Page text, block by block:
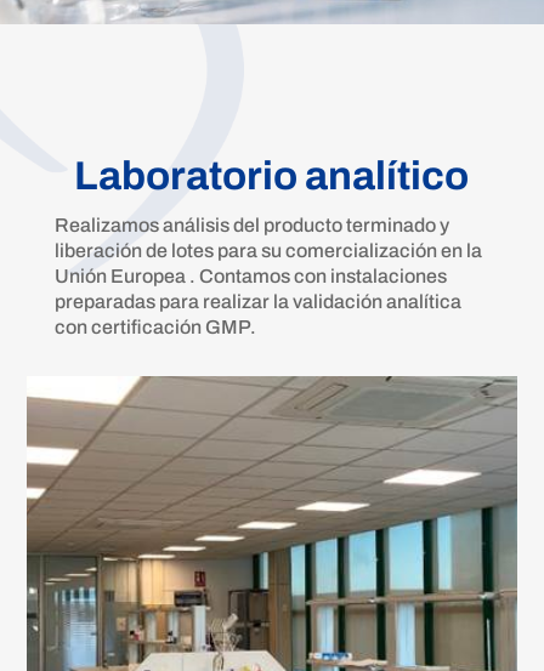
Laboratorio analítico
Realizamos análisis del producto terminado y
liberación de lotes para su comercialización en la
Unión Europea . Contamos con instalaciones
preparadas para realizar la validación analítica
con certificación GMP.